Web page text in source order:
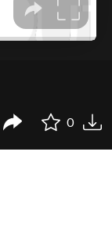
0